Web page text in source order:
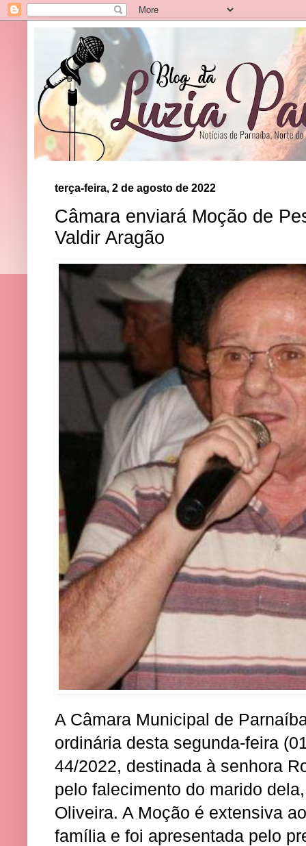
terça-feira, 2 de agosto de 2022
Câmara enviará Moção de
Valdir Aragão
A Câmara Municipal de
ordinária desta segunda-feira
44/2022, destinada à senhora
pelo falecimento do marido
Oliveira. A Moção é extensiva
família e foi apresentada pelo